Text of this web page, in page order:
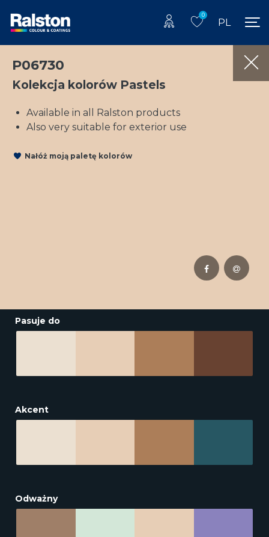
0
PL
P06730
Kolekcja kolorów Pastels
Available in all Ralston products
Also very suitable for exterior use
Nałóż moją paletę kolorów
Pasuje do
Akcent
Odważny